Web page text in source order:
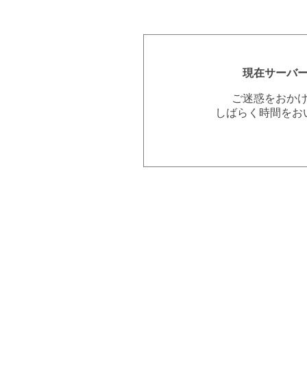
現在サーバ
ご迷惑をおか
しばらく時間を